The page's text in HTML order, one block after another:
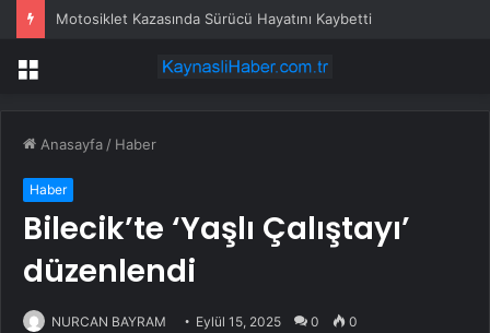
Motosiklet Kazasında Sürücü Hayatını Kaybetti
Menü
Anasayfa / Haber
Haber
Bilecik’te ‘Yaşlı Çalıştayı’
düzenlendi
NURCAN BAYRAM Eylül 15, 2025 0 0